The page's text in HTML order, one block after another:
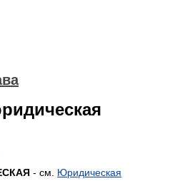
- см. Юридическая